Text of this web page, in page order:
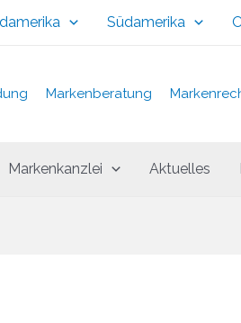
Südamerika
Markenberatung
Markenkanzlei Aktuelles